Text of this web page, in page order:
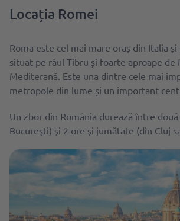
Locația Romei
Roma este cel mai mare oraș din Italia
situat pe râul Tibru și foarte aproape de
Mediterană. Este una dintre cele mai
metropole din lume și un important
Un zbor din România durează între
Bucureşti) şi 2 ore şi jumătate (din Cluj